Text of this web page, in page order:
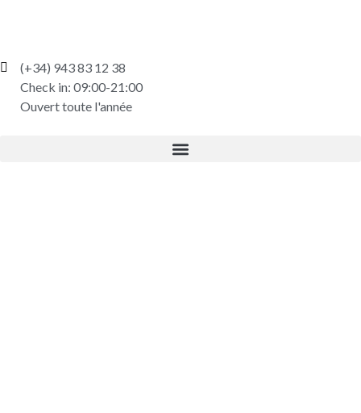
(+34) 943 83 12 38
Check in: 09:00-21:00
Ouvert toute l'année